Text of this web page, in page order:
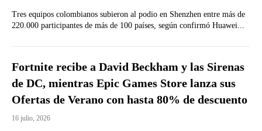
Tres equipos colombianos subieron al podio en Shenzhen entre más de
220.000 participantes de más de 100 países, según confirmó Huawei...
Fortnite recibe a David Beckham y las Sirenas
de DC, mientras Epic Games Store lanza sus
Ofertas de Verano con hasta 80% de descuento
16 julio, 2026